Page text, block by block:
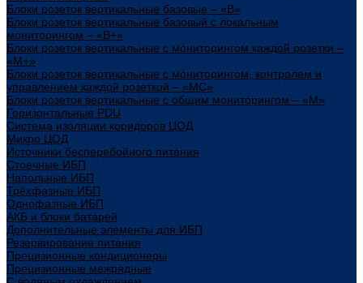
Блоки розеток вертикальные базовые – «В»
Блоки розеток вертикальные базовый с локальным
мониторингом – «В+»
Блоки розеток вертикальные с мониторингом каждой розетки –
«М+»
Блоки розеток вертикальные с мониторингом, контролем и
управлением каждой розеткой – «МС»
Блоки розеток вертикальные с общим мониторингом – «М»
Горизонтальные PDU
Система изоляции коридоров ЦОД
Микро ЦОД
Источники бесперебойного питания
Стоечные ИБП
Напольные ИБП
Трёхфазные ИБП
Однофазные ИБП
АКБ и блоки батарей
Дополнительные элементы для ИБП
Резервирование питания
Прецизионные кондиционеры
Прецизионные межрядные